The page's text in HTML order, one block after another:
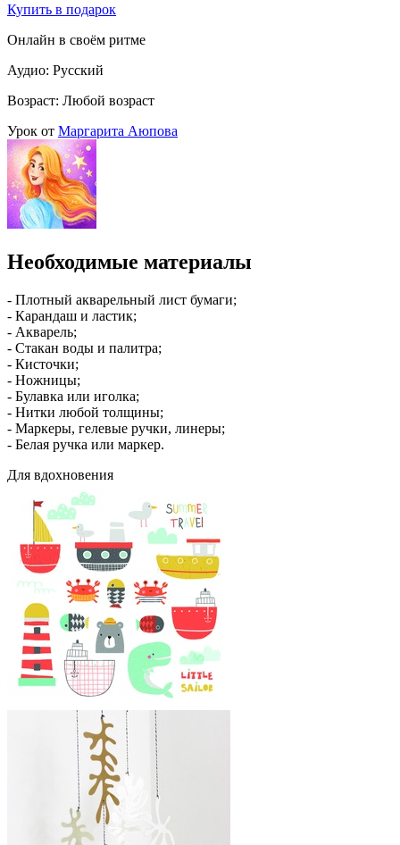
Купить в подарок
Онлайн в своём ритме
Аудио: Русский
Возраст: Любой возраст
Урок от Маргарита Аюпова
Необходимые материалы
- Плотный акварельный лист бумаги;
- Карандаш и ластик;
- Акварель;
- Стакан воды и палитра;
- Кисточки;
- Ножницы;
- Булавка или иголка;
- Нитки любой толщины;
- Маркеры, гелевые ручки, линеры;
- Белая ручка или маркер.
Для вдохновения